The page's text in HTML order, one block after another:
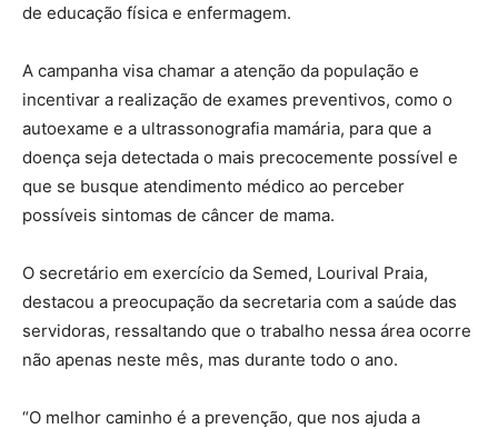
de educação física e enfermagem.
A campanha visa chamar a atenção da população e
incentivar a realização de exames preventivos, como o
autoexame e a ultrassonografia mamária, para que a
doença seja detectada o mais precocemente possível e
que se busque atendimento médico ao perceber
possíveis sintomas de câncer de mama.
O secretário em exercício da Semed, Lourival Praia,
destacou a preocupação da secretaria com a saúde das
servidoras, ressaltando que o trabalho nessa área ocorre
não apenas neste mês, mas durante todo o ano.
“O melhor caminho é a prevenção, que nos ajuda a